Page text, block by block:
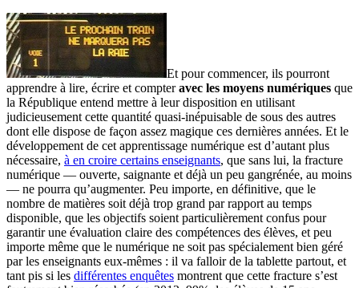
Et pour commencer, ils pourront
apprendre à lire, écrire et compteravec les moyens numériques que
la République entend mettre à leur disposition en utilisant
judicieusement cette quantité quasi-inépuisable de sous des autres
dont elle dispose de façon assez magique ces dernières années. Et le
développement de cet apprentissage numérique est d’autant plus
nécessaire, à en croire certains enseignants, que sans lui, la fracture
numérique — ouverte, saignante et déjà un peu gangrénée, au moins
— ne pourra qu’augmenter. Peu importe, en définitive, que le
nombre de matières soit déjà trop grand par rapport au temps
disponible, que les objectifs soient particulièrement confus pour
garantir une évaluation claire des compétences des élèves, et peu
importe même que le numérique ne soit pas spécialement bien géré
par les enseignants eux-mêmes : il va falloir de la tablette partout, et
tant pis si les différentes enquêtes montrent que cette fracture s’est